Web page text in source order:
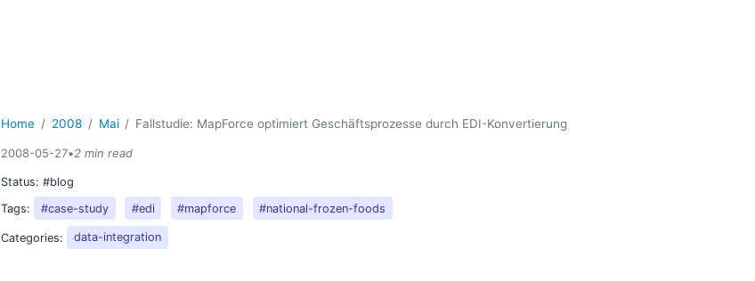
Home 2008 Mai Fallstudie: MapForce optimiert Geschäftsprozesse durch EDI-Konvertierung
2008-05-27•2 min read
Status:#blog
Tags:
#case-study #edi #mapforce #national-frozen-foods
Categories: data-integration